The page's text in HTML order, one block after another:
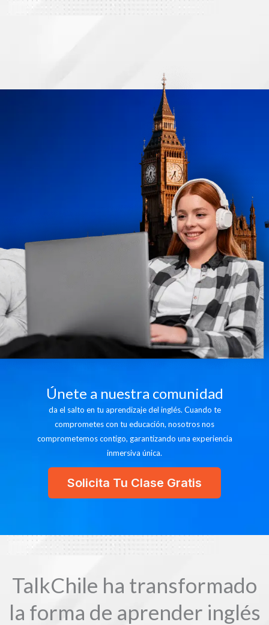
Únete a nuestra comunidad
da el salto en tu aprendizaje del inglés. Cuando te
comprometes con tu educación, nosotros nos
comprometemos contigo, garantizando una experiencia
inmersiva única.
Solicita Tu Clase Gratis
TalkChile ha transformado
la forma de aprender inglés